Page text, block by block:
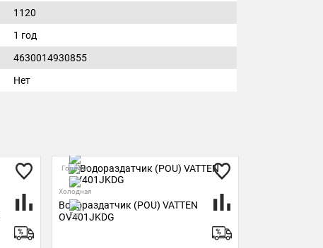
1120
1 год
4630014930855
Нет
Горячая
Холодная
Газ
Водораздатчик (POU) VATTEN
OV401JKDG